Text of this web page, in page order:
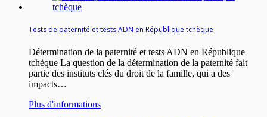
Tests de paternité et tests ADN en République tchèque
Détermination de la paternité et tests ADN en République
tchèque La question de la détermination de la paternité fait
partie des instituts clés du droit de la famille, qui a des
impacts…
Plus d'informations